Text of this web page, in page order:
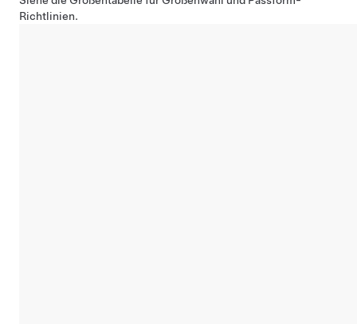
Richtlinien.